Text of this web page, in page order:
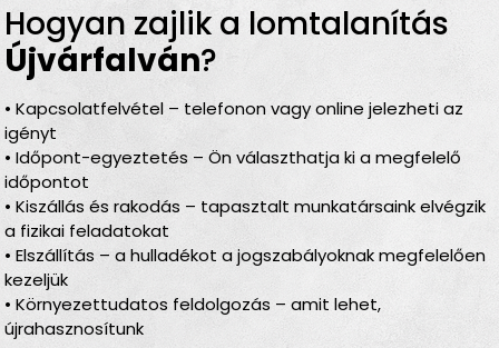
Hogyan zajlik a lomtalanítás
Újvárfalván?
• Kapcsolatfelvétel – telefonon vagy online jelezheti az
igényt
• Időpont-egyeztetés – Ön választhatja ki a megfelelő
időpontot
• Kiszállás és rakodás – tapasztalt munkatársaink elvégzik
a fizikai feladatokat
• Elszállítás – a hulladékot a jogszabályoknak megfelelően
kezeljük
• Környezettudatos feldolgozás – amit lehet,
újrahasznosítunk